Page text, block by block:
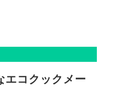
エコクックメー